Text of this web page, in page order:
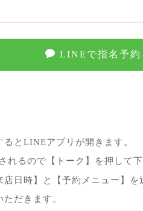
LINEで指名予約
とLINEアプリが開きます。
るので【トーク】を押して下
日時】と【予約メニュー】を
だきます。